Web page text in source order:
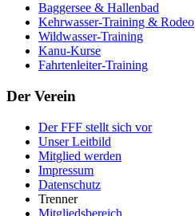
Baggersee & Hallenbad
Kehrwasser-Training & Rodeo
Wildwasser-Training
Kanu-Kurse
Fahrtenleiter-Training
Der Verein
Der FFF stellt sich vor
Unser Leitbild
Mitglied werden
Impressum
Datenschutz
Trenner
Mitgliedsbereich